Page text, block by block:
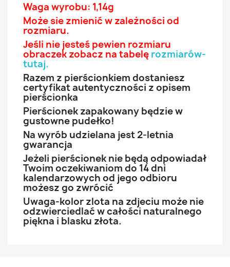
Waga wyrobu: 1,14g
Może sie zmienić w zależności od
rozmiaru.
Jeśli nie jesteś pewien rozmiaru
obraczek zobacz na tabelę rozmiarów-
tutaj.
Razem z pierścionkiem dostaniesz
certyfikat autentyczności z opisem
pierścionka
Pierścionek zapakowany będzie w
gustowne pudełko!
Na wyrób udzielana jest 2-letnia
gwarancja
Jeżeli pierścionek nie będą odpowiadał
Twoim oczekiwaniom do 14 dni
kalendarzowych od jego odbioru
możesz go zwrócić
Uwaga-kolor zlota na zdjeciu może nie
odzwierciedlać w całości naturalnego
piękna i blasku złota.